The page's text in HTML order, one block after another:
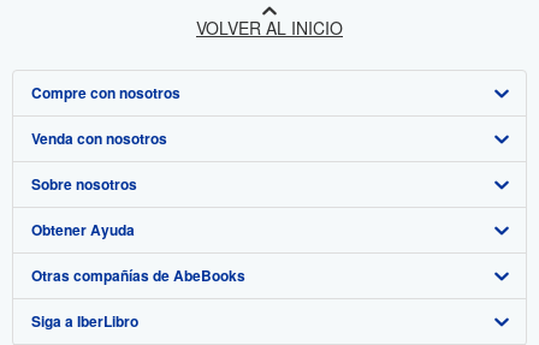
VOLVER AL INICIO
Compre con nosotros
Búsqueda avanzada
Colecciones
Mi cuenta
Mis pedidos
Ver carrito
Venda con nosotros
Comenzar a vender
Únase a nuestro programa de afiliados
Recomiende un vendedor
Sobre nosotros
Sobre IberLibro
Medios
Empleo
Obtener Ayuda
Preguntas frecuentes y guías
Atención al Cliente
Otras compañías de AbeBooks
AbeBooks.com
Siga a IberLibro